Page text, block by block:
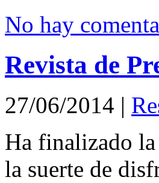
No hay
Revista de
27/06/2014 |
Ha finalizado
la suerte de